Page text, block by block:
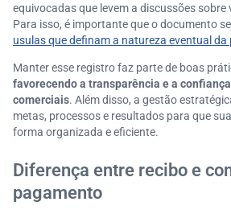
equivocadas que levem a discussões
Para isso, é importante que o documento
usulas que definam a natureza eventual
Manter esse registro faz parte de boas
favorecendo a transparência e a
comerciais. Além disso, a gestão
metas, processos e resultados para que
forma organizada e eficiente.
Diferença entre recibo e
pagamento